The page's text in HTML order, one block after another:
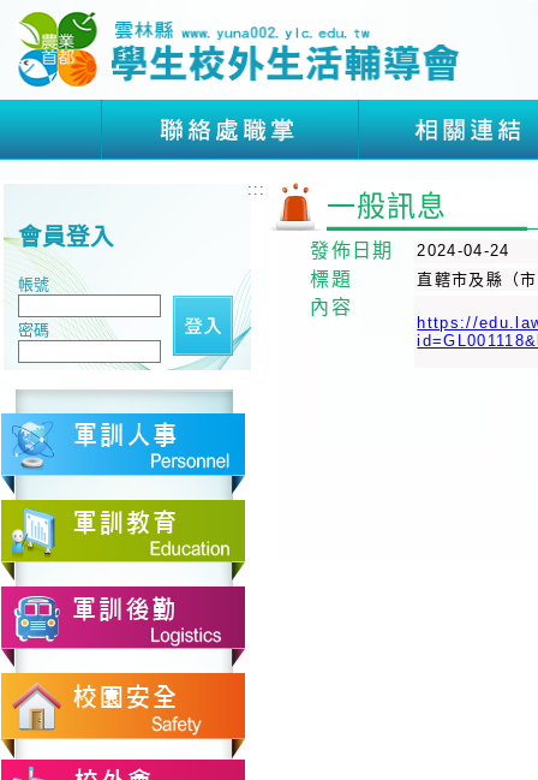
會員登入
帳號
密碼
:::
一般訊息
發佈日期 2024-04-24
標題 直轄市及縣（
內容
https://